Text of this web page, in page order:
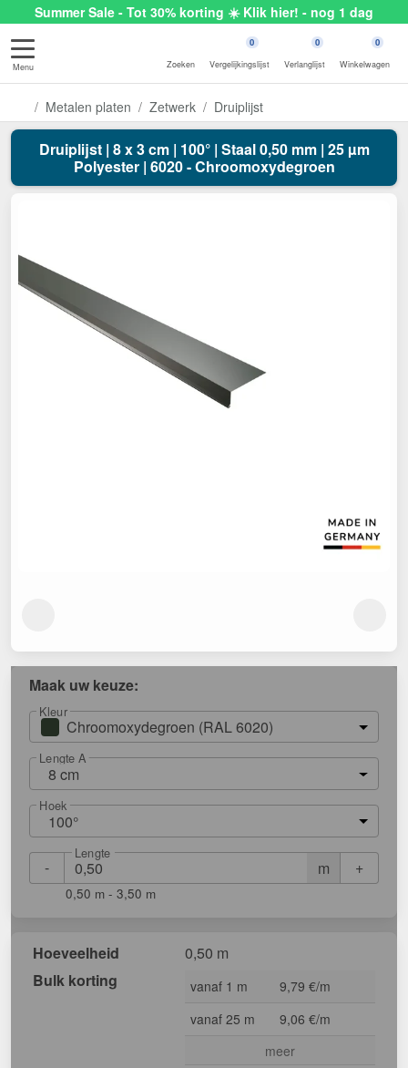
Summer Sale - Tot 30% korting ☀️ Klik hier! - nog 1 dag
Menu Zoeken
0
Vergelijkingslijst
0
Verlanglijst
0
Winkelwagen
Metalen platen Zetwerk Druiplijst
Druiplijst | 8 x 3 cm | 100° | Staal 0,50 mm | 25 µm
Polyester | 6020 - Chroomoxydegroen
Maak uw keuze:
Kleur
Chroomoxydegroen (RAL 6020)
Lengte A
8 cm
Hoek
100°
- m
Lengte
+
0,50 m - 3,50 m
Hoeveelheid
0,50 m
Bulk korting
vanaf 1 m
9,79 €/m
vanaf 25 m
9,06 €/m
meer